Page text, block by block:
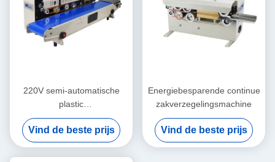
220V semi-automatische
plastic
zakverpakkingsmachine
Flexibel en eenvoudig
onderhoud
Vind de beste prijs
Energiebesparende continue
zakverzegelingsmachine
Vind de beste prijs